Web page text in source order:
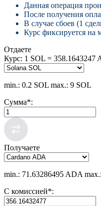
Данная операция
После получения
В случае сбоев (1
Курс фиксируется на
Отдаете
Курс: 1 SOL = 358.1643247
min.: 0.2 SOL max.: 9 SOL
Сумма*:
Получаете
min.: 71.63286495 ADA
С комиссией*: